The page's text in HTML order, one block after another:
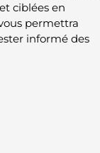
ciblées en
permettra
informé des